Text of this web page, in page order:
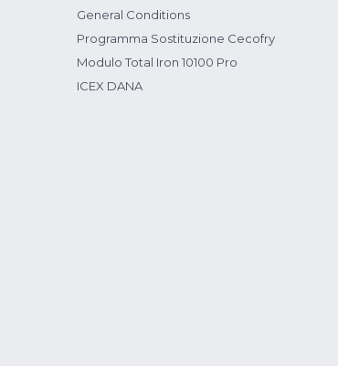
General Conditions
Programma Sostituzione Cecofry
Modulo Total Iron 10100 Pro
ICEX DANA